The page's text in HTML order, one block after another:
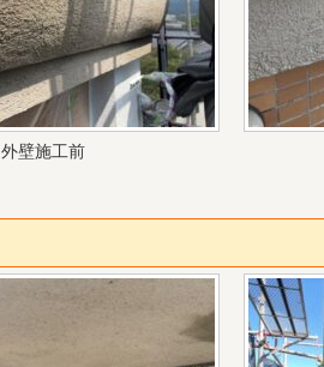
外壁施工前